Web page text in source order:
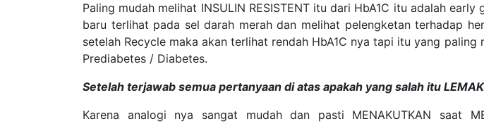
Paling mudah melihat INSULIN RESISTENT itu dari HbA1C itu adalah
baru terlihat pada sel darah merah dan melihat pelengketan terhadap
setelah Recycle maka akan terlihat rendah HbA1C nya tapi itu yang
Prediabetes / Diabetes.
Setelah terjawab semua pertanyaan di atas apakah yang salah itu
Karena analogi nya sangat mudah dan pasti MENAKUTKAN saat